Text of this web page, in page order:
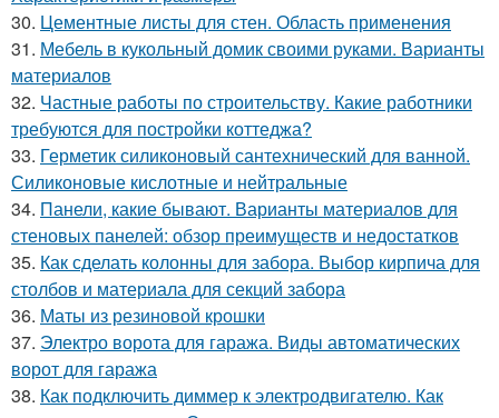
30. Цементные листы для стен. Область применения
31. Мебель в кукольный домик своими руками. Варианты
материалов
32. Частные работы по строительству. Какие работники
требуются для постройки коттеджа?
33. Герметик силиконовый сантехнический для ванной.
Силиконовые кислотные и нейтральные
34. Панели, какие бывают. Варианты материалов для
стеновых панелей: обзор преимуществ и недостатков
35. Как сделать колонны для забора. Выбор кирпича для
столбов и материала для секций забора
36. Маты из резиновой крошки
37. Электро ворота для гаража. Виды автоматических
ворот для гаража
38. Как подключить диммер к электродвигателю. Как